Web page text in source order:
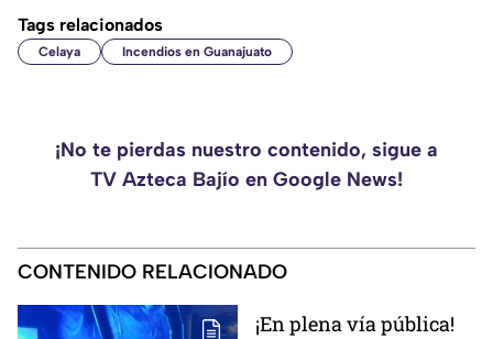
Tags relacionados
Celaya Incendios en Guanajuato
¡No te pierdas nuestro contenido, sigue a
TV Azteca Bajío en Google News!
CONTENIDO RELACIONADO
¡En plena vía pública!